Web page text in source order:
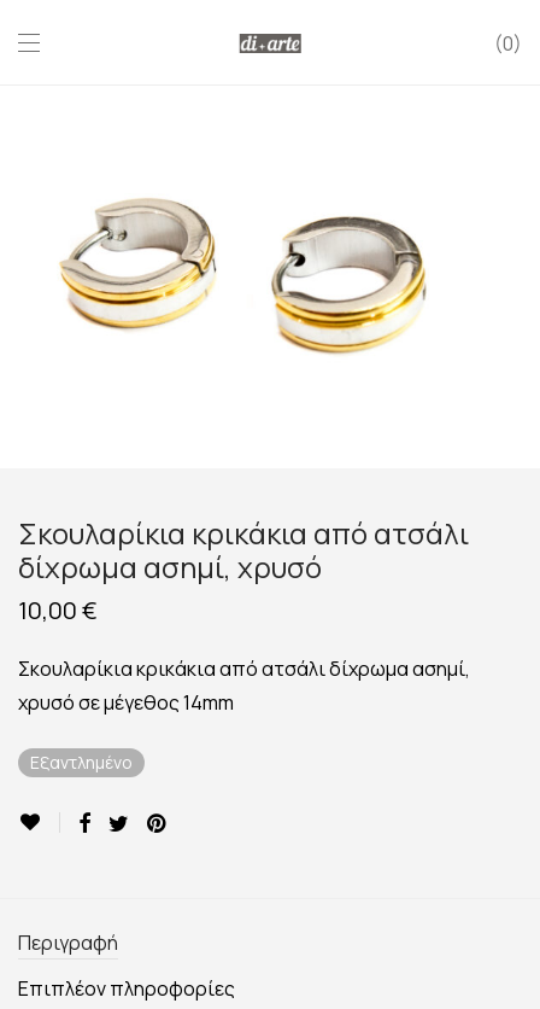
0
Σκουλαρίκια κρικάκια από ατσάλι
δίχρωμα ασημί, χρυσό
10,00€
Σκουλαρίκια κρικάκια από ατσάλι δίχρωμα ασημί,
χρυσό σε μέγεθος 14mm
Εξαντλημένο
Περιγραφή
Επιπλέον πληροφορίες